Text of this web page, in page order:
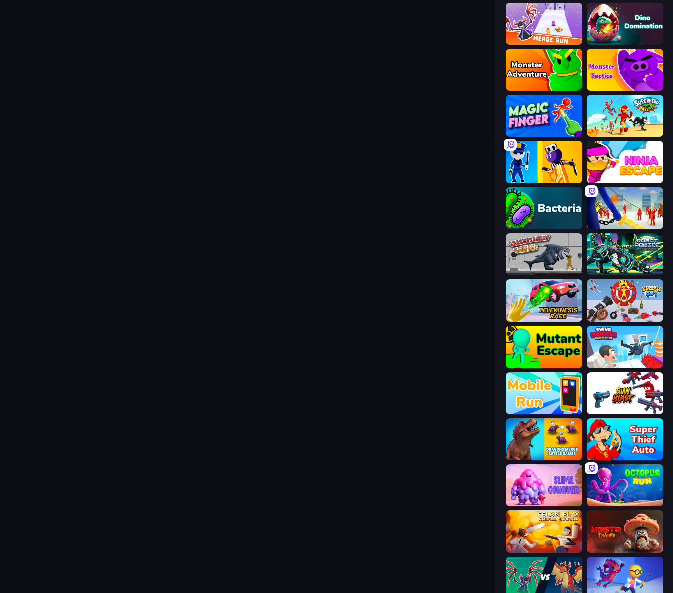
Merge Run Dino Domination
Monster Adventure Monsters Tactics
Magic Finger 3D Superhero Race!
Ninja Escape
Bacteria Slasher
Sharkosaurus Rampage Robot Police Iron Panther
Telekinesis Race 3D Smash Guy: Ragdoll Punch Hero
Mutant Escape Swing Monster: Decisive Battle
Mobile Run
Dragons Merge: Battle Games Super Thief Auto
Slime Conquer: Epic Battles OctopusRun
Felon Play: Ragdoll Sandbox Monster Trainer: Catching Game